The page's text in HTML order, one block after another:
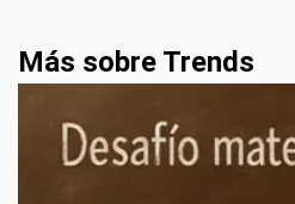
Más sobre Trends